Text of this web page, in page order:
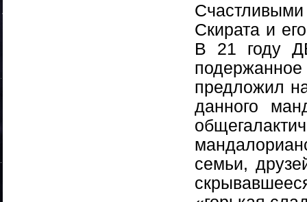
Скирата и
В 21 году
предложил
данного
семьи,